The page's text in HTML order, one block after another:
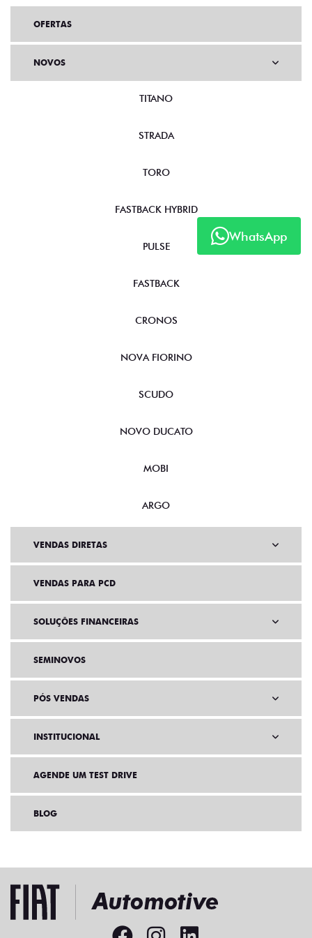
WhatsApp
OFERTAS
TITANO
STRADA
TORO
FASTBACK HYBRID
PULSE
FASTBACK
CRONOS
NOVA FIORINO
SCUDO
NOVO DUCATO
MOBI
VENDAS DIRETAS
VENDAS PARA PCD
SOLUÇÕES FINANCEIRAS
SEMINOVOS
PÓS VENDAS
INSTITUCIONAL
AGENDE UM TEST DRIVE